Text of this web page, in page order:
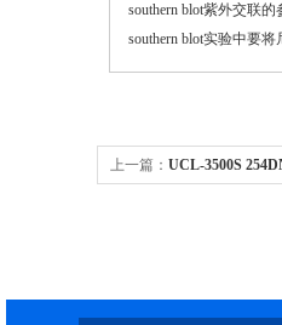
southern blot紫外交联的
southern blot实验中要
上一篇： UCL-3500S